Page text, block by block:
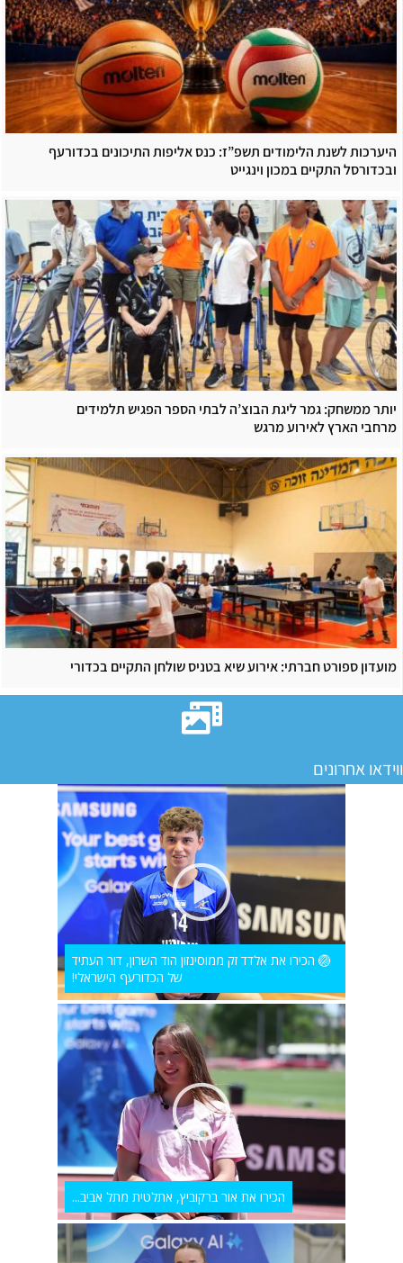
היערכות לשנת הלימודים תשפ”ז: כנס אליפות התיכונים בכדורעף
ובכדורסל התקיים במכון וינגייט
יותר ממשחק: גמר ליגת הבוצ’ה לבתי הספר הפגיש תלמידים
מרחבי הארץ לאירוע מרגש
מועדון ספורט חברתי: אירוע שיא בטניס שולחן התקיים בכדורי
ווידאו אחרונים
🏐 הכירו את אלדד זק ממוסינזון הוד השרון, דור העתיד
של הכדורעף הישראלי!
הכירו את אור ברקוביץ, אתלטית מתל אביב...